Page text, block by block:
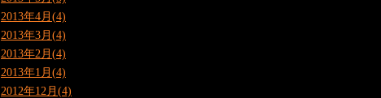
2013年4月(4)
2013年3月(4)
2013年2月(4)
2013年1月(4)
2012年12月(4)